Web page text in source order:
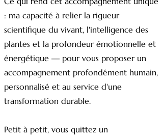
: ma capacité à relier la rigueur
scientifique du vivant, l'intelligence des
plantes et la profondeur émotionnelle et
énergétique — pour vous proposer un
accompagnement profondément humain,
personnalisé et au service d'une
transformation durable.
Petit à petit, vous quittez un